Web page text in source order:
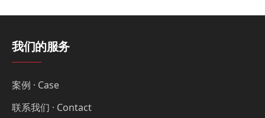
我们的服务
案例 · Case
联系我们 · Contact